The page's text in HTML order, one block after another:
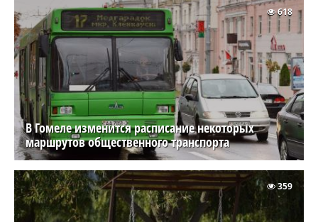
В Гомеле изменится расписание некоторых
маршрутов общественного транспорта
618
359